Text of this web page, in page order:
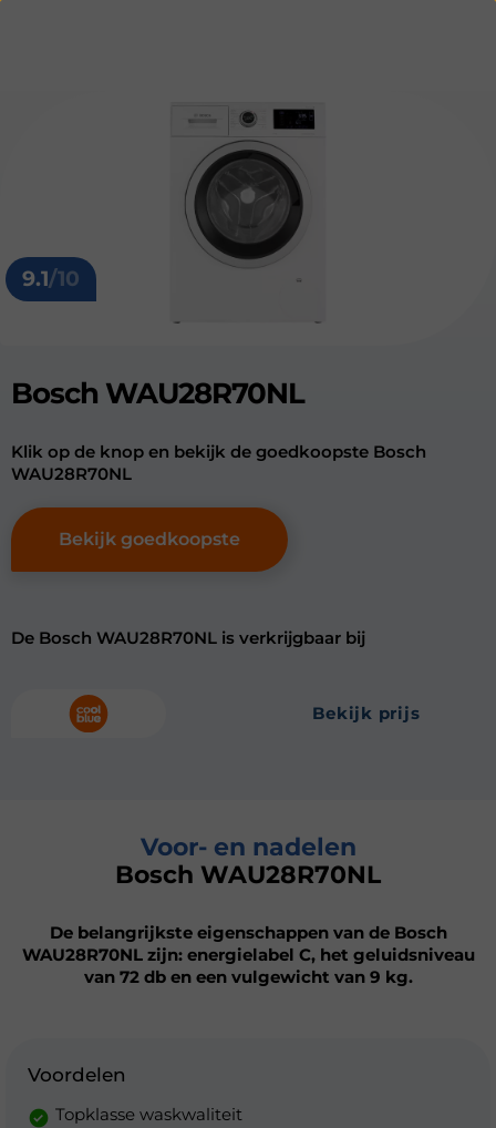
9.1/10
Bosch WAU28R70NL
Klik op de knop en bekijk de goedkoopste Bosch
WAU28R70NL
Bekijk goedkoopste
De Bosch WAU28R70NL is verkrijgbaar bij
bekijk prijs
Voor- en nadelen
Bosch WAU28R70NL
De belangrijkste eigenschappen van de Bosch
WAU28R70NL zijn: energielabel C, het geluidsniveau
van 72 db en een vulgewicht van 9 kg.
Voordelen
Topklasse waskwaliteit